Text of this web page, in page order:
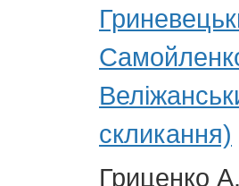
скликання)
Гриценко